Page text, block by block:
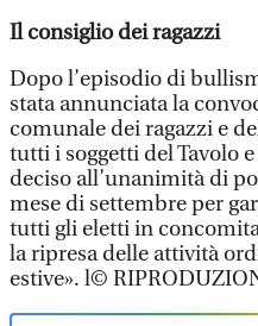
Il consiglio dei ragazzi
Dopo l’episodio di
stata annunciata la
comunale dei ragazzi e
tutti i soggetti del Tavolo
deciso all’unanimità di
mese di settembre per
tutti gli eletti in
la ripresa delle attività
estive». l©